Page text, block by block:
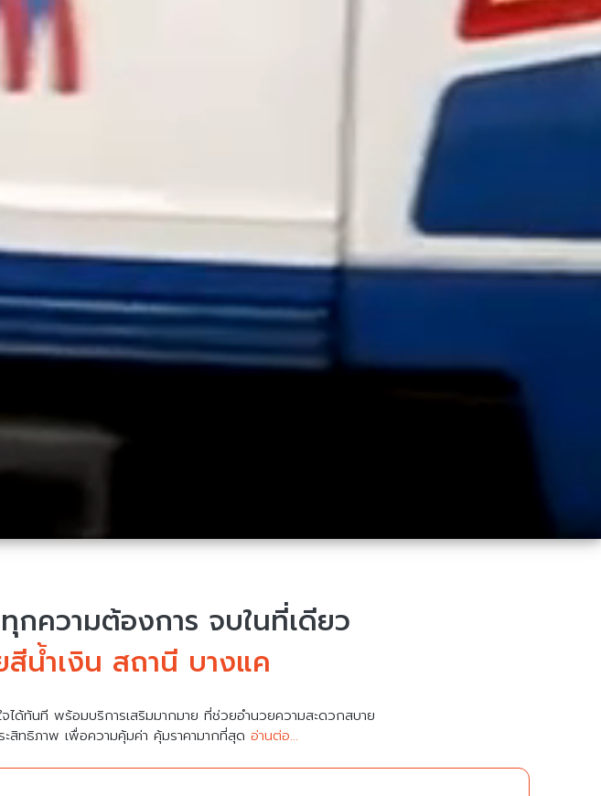
กความต้องการ จบในที่เดียว
น้ำเงิน สถานี บางแค
ด้ทันที พร้อมบริการเสริมมากมาย ที่ช่วยอำนวยความสะดวกสบาย
สิทธิภาพ เพื่อความคุ้มค่า คุ้มราคามากที่สุด อ่านต่อ...